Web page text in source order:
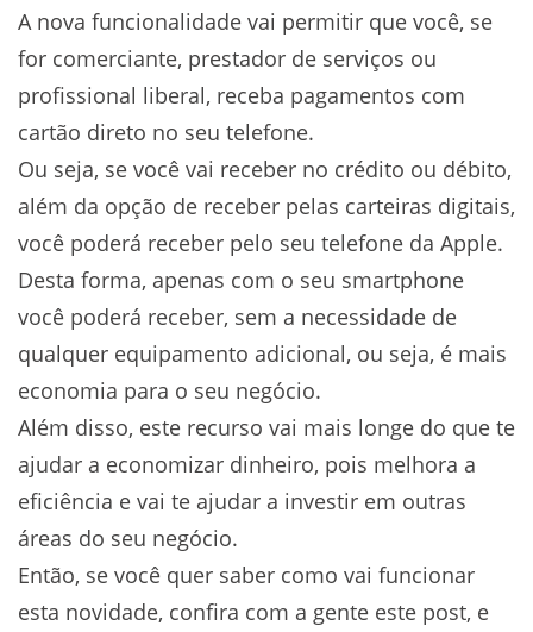
A nova funcionalidade vai permitir que você, se
for comerciante, prestador de serviços ou
profissional liberal, receba pagamentos com
cartão direto no seu telefone.
Ou seja, se você vai receber no crédito ou débito,
além da opção de receber pelas carteiras digitais,
você poderá receber pelo seu telefone da Apple.
Desta forma, apenas com o seu smartphone
você poderá receber, sem a necessidade de
qualquer equipamento adicional, ou seja, é mais
economia para o seu negócio.
Além disso, este recurso vai mais longe do que te
ajudar a economizar dinheiro, pois melhora a
eficiência e vai te ajudar a investir em outras
áreas do seu negócio.
Então, se você quer saber como vai funcionar
esta novidade, confira com a gente este post, e